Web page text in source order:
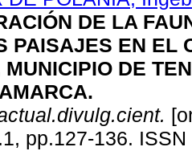
DE LA
PAISAJES EN EL
DE
.
pp.127-136.